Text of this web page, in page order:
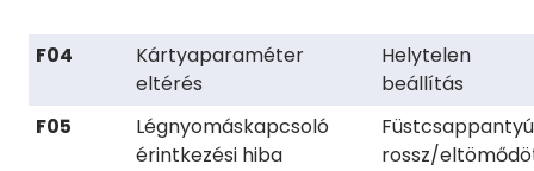
F04
Kártyaparaméter
eltérés
Helytelen
beállítás
F05
Légnyomáskapcsoló
érintkezési hiba
Füstcsappantyú
rossz/